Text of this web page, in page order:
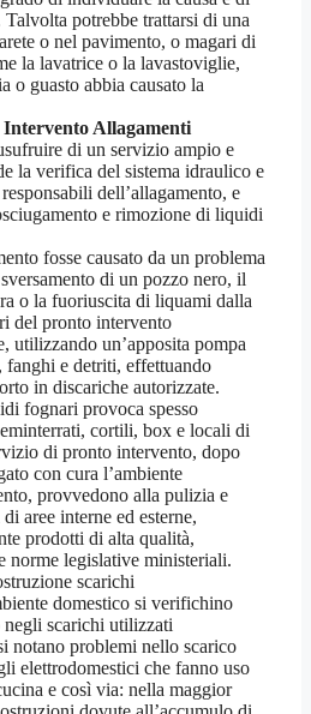
potrebbe trattarsi di una
o nel pavimento, o magari di
la lavatrice o la lavastoviglie,
o guasto abbia causato la
Allagamenti
di un servizio ampio e
la verifica del sistema idraulico e
dell’allagamento, e
e rimozione di liquidi
fosse causato da un problema
di un pozzo nero, il
o la fuoriuscita di liquami dalla
del pronto intervento
utilizzando un’apposita pompa
fanghi e detriti, effettuando
in discariche autorizzate.
fognari provoca spesso
cortili, box e locali di
di pronto intervento, dopo
con cura l’ambiente
provvedono alla pulizia e
aree interne ed esterne,
prodotti di alta qualità,
norme legislative ministeriali.
scarichi
domestico si verifichino
scarichi utilizzati
notano problemi nello scarico
elettrodomestici che fanno uso
e così via: nella maggior